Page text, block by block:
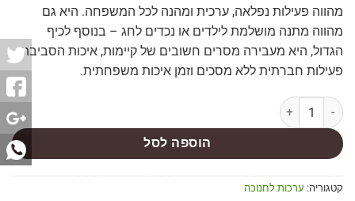
מהווה פעילות נפלאה, ערכית ומהנה לכל המשפחה. היא גם
מהווה מתנה מושלמת לילדים או נכדים לחג – בנוסף לכיף
הגדול, היא מעבירה מסרים חשובים של קיימות, איכות הסביבה,
פעילות חברתית ללא מסכים וזמן איכות משפחתית.
הוספה לסל
קטגוריה: ערכות לחנוכה